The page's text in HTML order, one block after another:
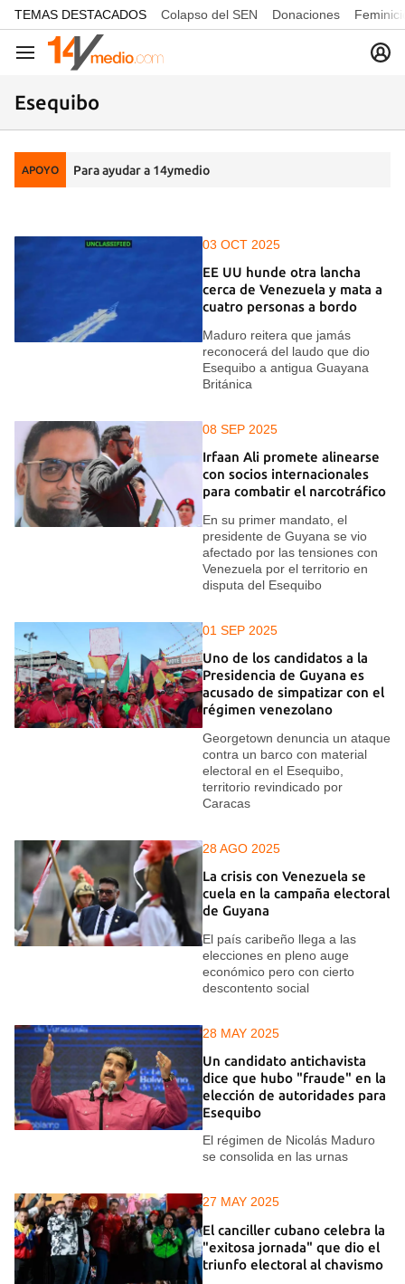
common.go-to-content
TEMAS DESTACADOS Colapso del SEN Donaciones
Navegación
Esequibo
APOYO Para ayudar a 14ymedio
03 OCT 2025
EE UU hunde otra lancha
cerca de Venezuela y mata a
cuatro personas a bordo
Maduro reitera que jamás
reconocerá del laudo que dio
Esequibo a antigua Guayana
Británica
08 SEP 2025
Irfaan Ali promete alinearse
con socios internacionales
para combatir el narcotráfico
En su primer mandato, el
presidente de Guyana se vio
afectado por las tensiones con
Venezuela por el territorio en
disputa del Esequibo
01 SEP 2025
Uno de los candidatos a la
Presidencia de Guyana es
acusado de simpatizar con el
régimen venezolano
Georgetown denuncia un ataque
contra un barco con material
electoral en el Esequibo,
territorio revindicado por
Caracas
28 AGO 2025
La crisis con Venezuela se
cuela en la campaña electoral
de Guyana
El país caribeño llega a las
elecciones en pleno auge
económico pero con cierto
descontento social
28 MAY 2025
Un candidato antichavista
dice que hubo "fraude" en la
elección de autoridades para
Esequibo
El régimen de Nicolás Maduro
se consolida en las urnas
27 MAY 2025
El canciller cubano celebra la
"exitosa jornada" que dio el
triunfo electoral al chavismo